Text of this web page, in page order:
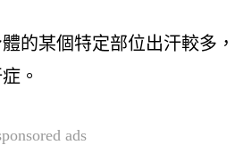
的某個特定部位出汗較多
。
ads